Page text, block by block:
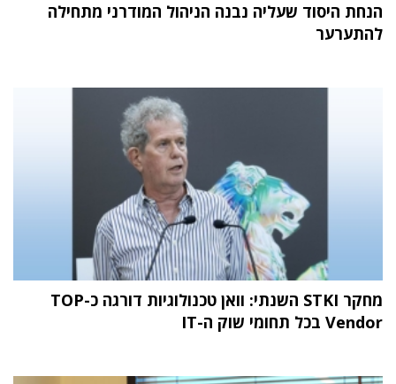
הנחת היסוד שעליה נבנה הניהול המודרני מתחילה
להתערער
מחקר STKI השנתי: וואן טכנולוגיות דורגה כ-TOP
Vendor בכל תחומי שוק ה-IT